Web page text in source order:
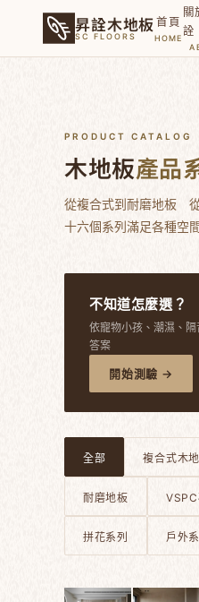
昇詮木地板
SC FLOORS
首頁
HOME
關
詮
PRODUCT CATALOG
木地板產品
從複合式到耐磨地板
十六個系列滿足各種空
不知道怎麼選？
依寵物小孩、潮濕、隔
答案
開始測驗 →
全部 複合式木
耐磨地板
拼花系列 戶外